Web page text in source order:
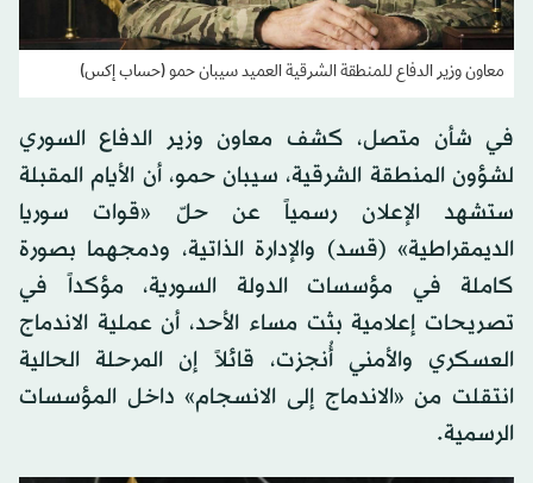
معاون وزير الدفاع للمنطقة الشرقية العميد سيبان حمو (حساب إكس)
في شأن متصل، كشف معاون وزير الدفاع السوري
لشؤون المنطقة الشرقية، سيبان حمو، أن الأيام المقبلة
ستشهد الإعلان رسمياً عن حلّ «قوات سوريا
الديمقراطية» (قسد) والإدارة الذاتية، ودمجهما بصورة
كاملة في مؤسسات الدولة السورية، مؤكداً في
تصريحات إعلامية بثت مساء الأحد، أن عملية الاندماج
العسكري والأمني أُنجزت، قائلاً إن المرحلة الحالية
انتقلت من «الاندماج إلى الانسجام» داخل المؤسسات
الرسمية.